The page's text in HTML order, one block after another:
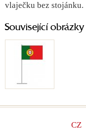
vlaječku bez stojánku.
Související obrázky
CZ